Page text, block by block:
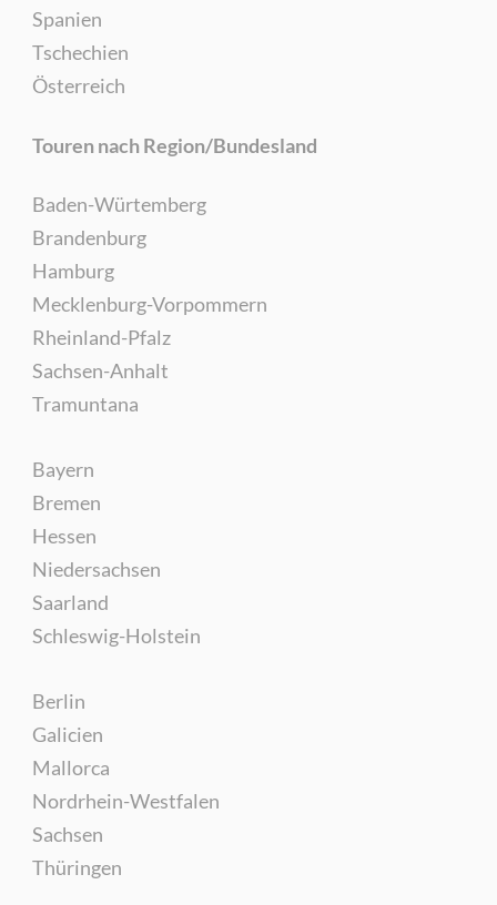
Spanien
Tschechien
Österreich
Touren nach Region/Bundesland
Baden-Würtemberg
Brandenburg
Hamburg
Mecklenburg-Vorpommern
Rheinland-Pfalz
Sachsen-Anhalt
Tramuntana
Bayern
Bremen
Hessen
Niedersachsen
Saarland
Schleswig-Holstein
Berlin
Galicien
Mallorca
Nordrhein-Westfalen
Sachsen
Thüringen